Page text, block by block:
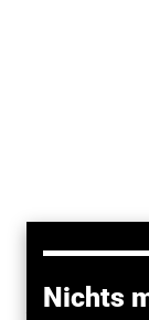
Nichts
LKW-Maut